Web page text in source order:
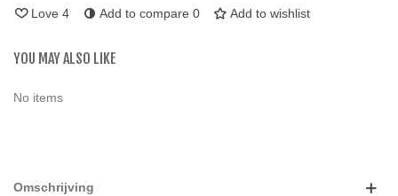
Love 4 Add to compare 0 Add to wishlist
YOU MAY ALSO LIKE
No items
Omschrijving